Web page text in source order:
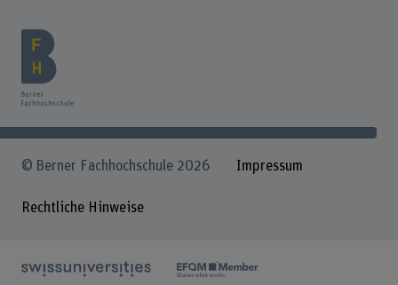
© Berner Fachhochschule 2026 Impressum
Rechtliche Hinweise